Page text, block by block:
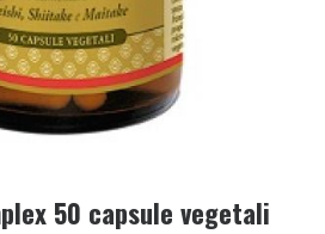
50 capsule vegetali
oggi Sconto extra fino al